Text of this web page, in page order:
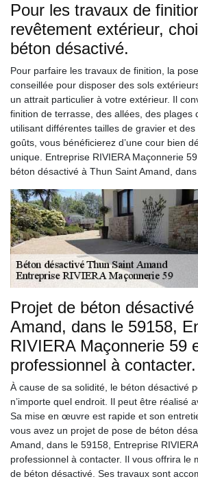
Pour les travaux de
revêtement extérieur,
béton désactivé.
Pour parfaire les travaux de finition, la
conseillée pour disposer des sols
un attrait particulier à votre extérieur. Il
finition de terrasse, des allées, des plages
utilisant différentes tailles de gravier et
goûts, vous bénéficierez d’une cour bien
unique. Entreprise RIVIERA Maçonnerie
béton désactivé à Thun Saint Amand,
Projet de béton
Amand, dans le 59158,
RIVIERA Maçonnerie 59
professionnel à contacter.
À cause de sa solidité, le béton désactivé
n’importe quel endroit. Il peut être réalisé
Sa mise en œuvre est rapide et son
vous avez un projet de pose de béton
Amand, dans le 59158, Entreprise
professionnel à contacter. Il vous offrira le
de béton désactivé. Ses travaux sont